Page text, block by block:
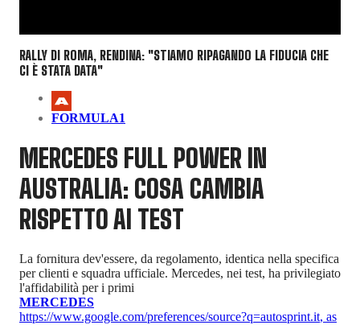
RALLY DI ROMA, RENDINA: "STIAMO RIPAGANDO LA FIDUCIA CHE
CI È STATA DATA"
FORMULA1
MERCEDES FULL POWER IN
AUSTRALIA: COSA CAMBIA
RISPETTO AI TEST
La fornitura dev'essere, da regolamento, identica nella specifica
per clienti e squadra ufficiale. Mercedes, nei test, ha privilegiato
l'affidabilità per i primi
MERCEDES
https://www.google.com/preferences/source?q=autosprint.it, as